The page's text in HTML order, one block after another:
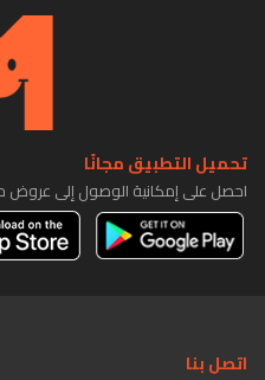
تحميل التطبيق مجانًا
احصل على إمكانية الوصول إلى عروض
اتصل بنا